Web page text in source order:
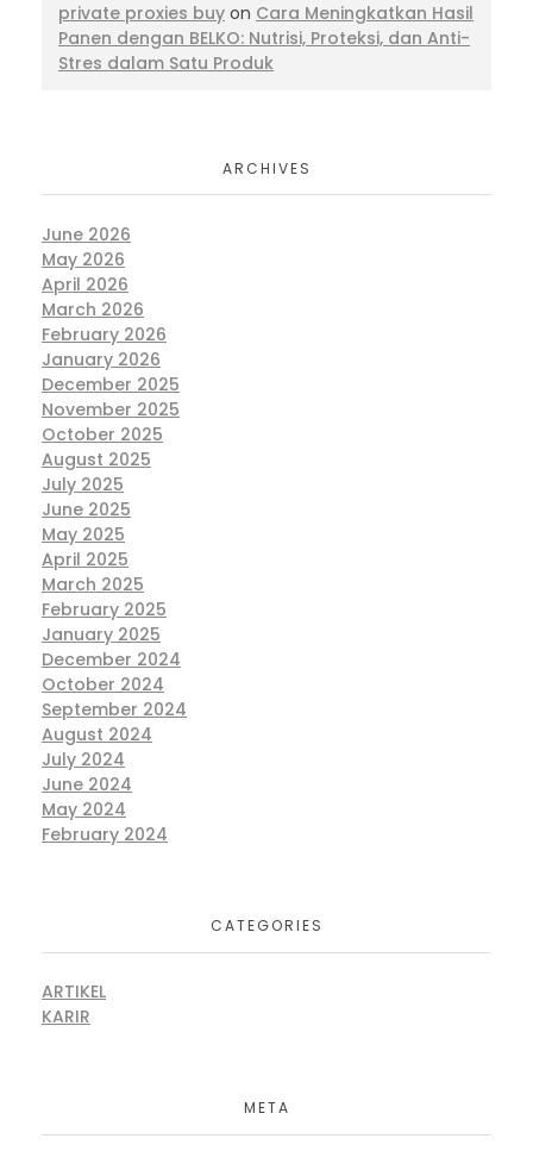
private proxies buy on Cara Meningkatkan Hasil
Panen dengan BELKO: Nutrisi, Proteksi, dan Anti-
Stres dalam Satu Produk
ARCHIVES
June 2026
May 2026
April 2026
March 2026
February 2026
January 2026
December 2025
November 2025
October 2025
August 2025
July 2025
June 2025
May 2025
April 2025
March 2025
February 2025
January 2025
December 2024
October 2024
September 2024
August 2024
July 2024
June 2024
May 2024
February 2024
CATEGORIES
ARTIKEL
KARIR
META